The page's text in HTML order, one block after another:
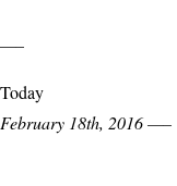
—–
Today
February 18th, 2016 —–